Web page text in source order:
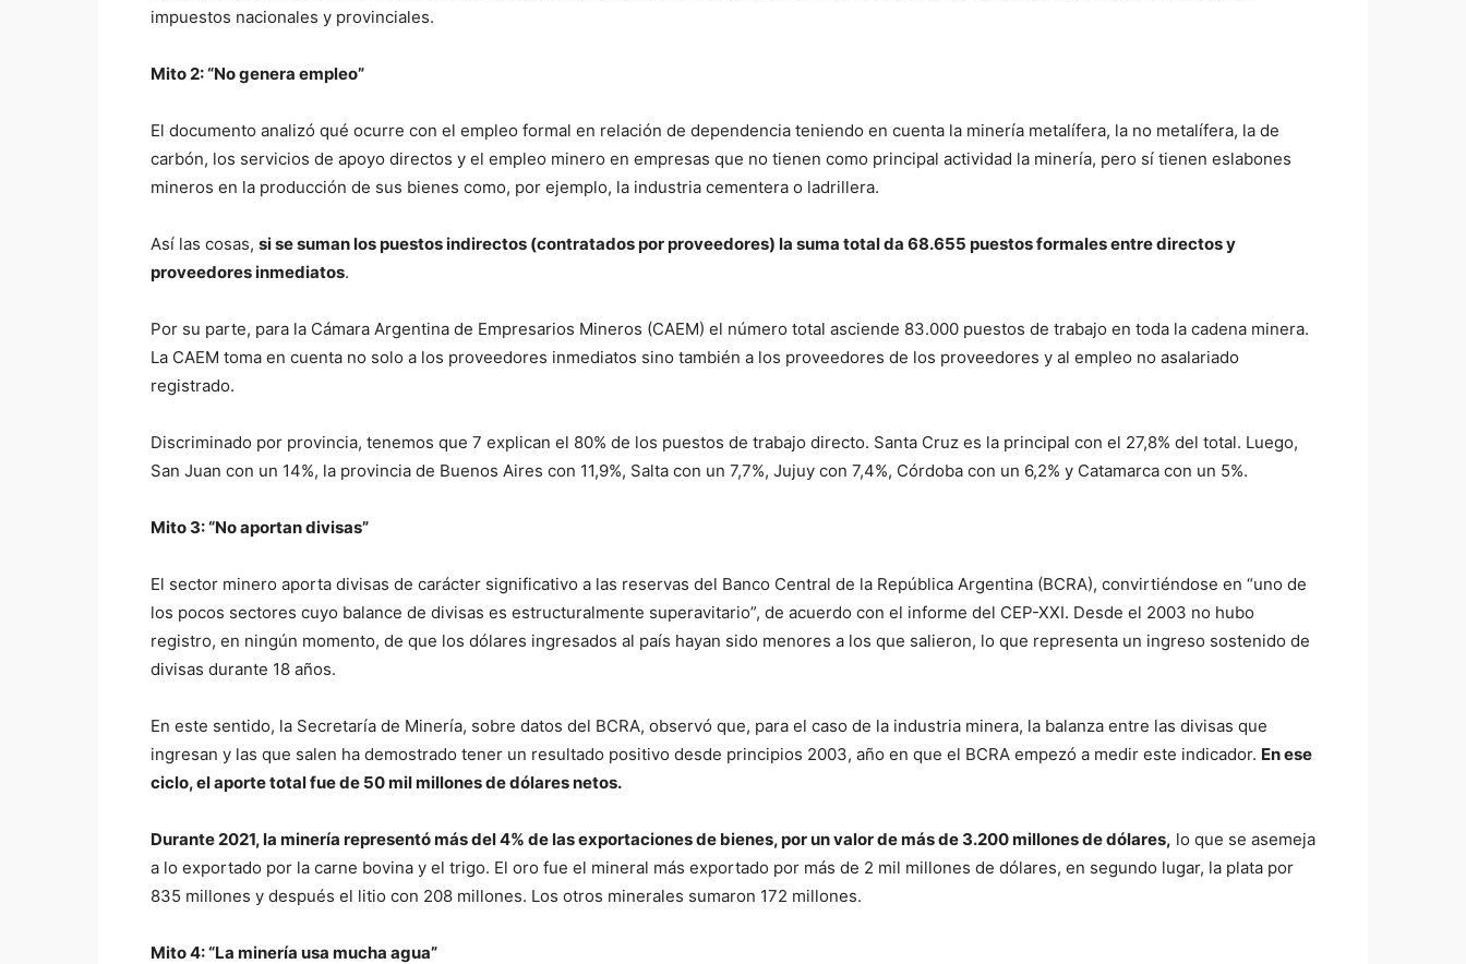
impuestos nacionales y provinciales.
Mito 2:“No genera empleo”
El documento analizó qué ocurre con el empleo formal en relación de dependencia teniendo en cuenta la minería metalífera, la no metalífera, la de
carbón, los servicios de apoyo directos y el empleo minero en empresas que no tienen como principal actividad la minería, pero sí tienen eslabones
mineros en la producción de sus bienes como, por ejemplo, la industria cementera o ladrillera.
Así las cosas, si se suman los puestos indirectos (contratados por proveedores) la suma total da 68.655 puestos formales entre directos y
proveedores inmediatos.
Por su parte, para la Cámara Argentina de Empresarios Mineros (CAEM) el número total asciende 83.000 puestos de trabajo en toda la cadena minera.
La CAEM toma en cuenta no solo a los proveedores inmediatos sino también a los proveedores de los proveedores y al empleo no asalariado
registrado.
Discriminado por provincia, tenemos que 7 explican el 80% de los puestos de trabajo directo. Santa Cruz es la principal con el 27,8% del total. Luego,
San Juan con un 14%, la provincia de Buenos Aires con 11,9%, Salta con un 7,7%, Jujuy con 7,4%, Córdoba con un 6,2% y Catamarca con un 5%.
Mito 3: “Noaportan divisas”
El sector minero aporta divisas de carácter significativo a las reservas del Banco Central de la República Argentina (BCRA), convirtiéndose en “uno de
los pocos sectores cuyo balance de divisas es estructuralmente superavitario”, de acuerdo con el informe del CEP-XXI. Desde el 2003 no hubo
registro, en ningún momento, de que los dólares ingresados al país hayan sido menores a los que salieron, lo que representa un ingreso sostenido de
divisas durante 18 años.
En este sentido, la Secretaría de Minería, sobre datos del BCRA, observó que, para el caso de la industria minera, la balanza entre las divisas que
ingresan y las que salen ha demostrado tener un resultado positivo desde principios 2003, año en que el BCRA empezó a medir este indicador. En ese
ciclo, el aporte total fue de 50 mil millones de dólares netos.
Durante 2021, la minería representó más del 4% de las exportaciones de bienes, por un valor de más de 3.200 millones de dólares, lo que se asemeja
a lo exportado por la carne bovina y el trigo. El oro fue el mineral más exportado por más de 2 mil millones de dólares, en segundo lugar, la plata por
835 millones y después el litio con 208 millones. Los otros minerales sumaron 172 millones.
Mito 4: “La minería usa mucha agua”